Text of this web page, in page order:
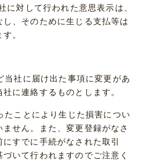
に対して行われた意思表示は、
、そのために生じる支払等は
。
当社に届け出た事項に変更があ
に連絡するものとします。
たことにより生じた損害につい
せん。また、変更登録がなさ
すでに手続がなされた取引
いて行われますのでご注意く